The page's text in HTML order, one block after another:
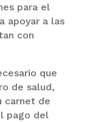
para el
apoyar a las
con
que
de salud,
carnet de
pago del